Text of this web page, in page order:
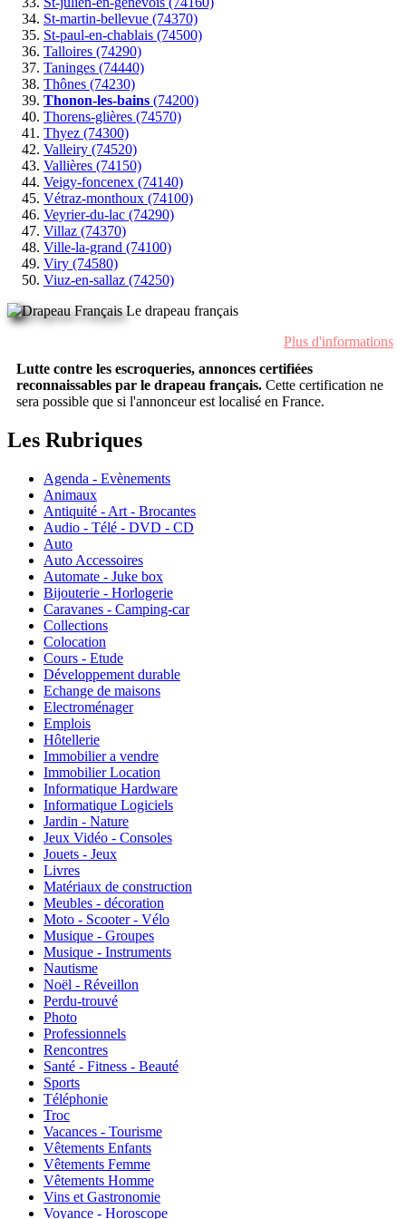
St-martin-bellevue (74370)
St-paul-en-chablais (74500)
Talloires (74290)
Taninges (74440)
Thônes (74230)
Thonon-les-bains (74200)
Thorens-glières (74570)
Thyez (74300)
Valleiry (74520)
Vallières (74150)
Veigy-foncenex (74140)
Vétraz-monthoux (74100)
Veyrier-du-lac (74290)
Villaz (74370)
Ville-la-grand (74100)
Viry (74580)
Viuz-en-sallaz (74250)
Le drapeau français
Plus d'informations
Lutte contre les escroqueries, annonces certifiées
reconnaissables par le drapeau français. Cette certification ne
sera possible que si l'annonceur est localisé en France.
Les Rubriques
Agenda - Evènements
Animaux
Antiquité - Art - Brocantes
Audio - Télé - DVD - CD
Auto
Auto Accessoires
Automate - Juke box
Bijouterie - Horlogerie
Caravanes - Camping-car
Collections
Colocation
Cours - Etude
Développement durable
Echange de maisons
Electroménager
Emplois
Hôtellerie
Immobilier a vendre
Immobilier Location
Informatique Hardware
Informatique Logiciels
Jardin - Nature
Jeux Vidéo - Consoles
Jouets - Jeux
Livres
Matériaux de construction
Meubles - décoration
Moto - Scooter - Vélo
Musique - Groupes
Musique - Instruments
Nautisme
Noël - Réveillon
Perdu-trouvé
Photo
Professionnels
Rencontres
Santé - Fitness - Beauté
Sports
Téléphonie
Troc
Vacances - Tourisme
Vêtements Enfants
Vêtements Femme
Vêtements Homme
Vins et Gastronomie
Voyance - Horoscope